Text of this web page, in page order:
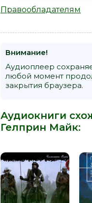
Правообладателям
Внимание!
Аудиоплеер
любой момент
закрытия браузера.
Аудиокниги
Гелприн Майк: